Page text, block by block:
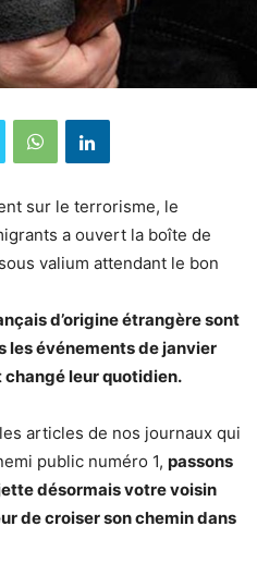
sur le terrorisme, le
a ouvert la boîte de
valium attendant le bon
d’origine étrangère sont
les événements de janvier
leur quotidien.
articles de nos journaux qui
public numéro 1, passons
désormais votre voisin
de croiser son chemin dans